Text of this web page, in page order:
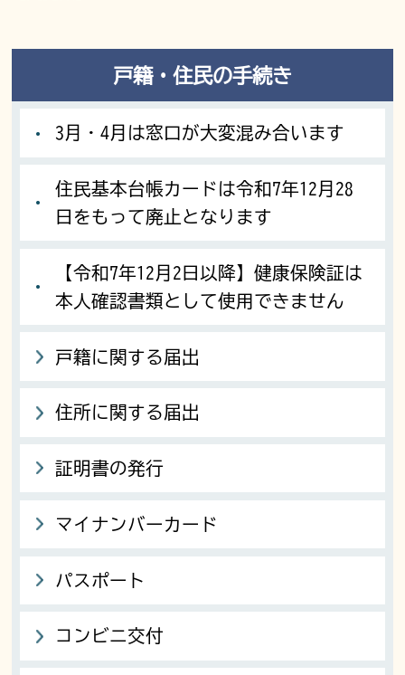
戸籍・住民の手続き
3月・4月は窓口が大変混み合います
住民基本台帳カードは令和7年12月28
日をもって廃止となります
【令和7年12月2日以降】健康保険証は
本人確認書類として使用できません
戸籍に関する届出
住所に関する届出
証明書の発行
マイナンバーカード
パスポート
コンビニ交付